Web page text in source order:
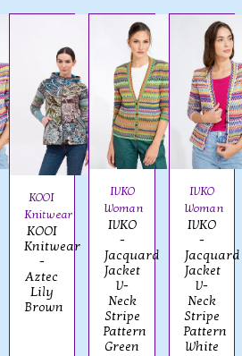
KOOI
Knitwear
KOOI
Knitwear
-
Aztec
Lily
Brown
IVKO
Woman
IVKO
-
Jacquard
Jacket
V-
Neck
Stripe
Pattern
Green
IVKO
Woman
IVKO
-
Jacquard
Jacket
V-
Neck
Stripe
Pattern
White